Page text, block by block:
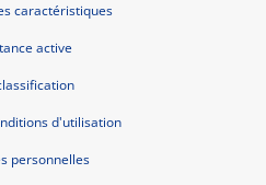
caractéristiques
active
d'utilisation
personnelles